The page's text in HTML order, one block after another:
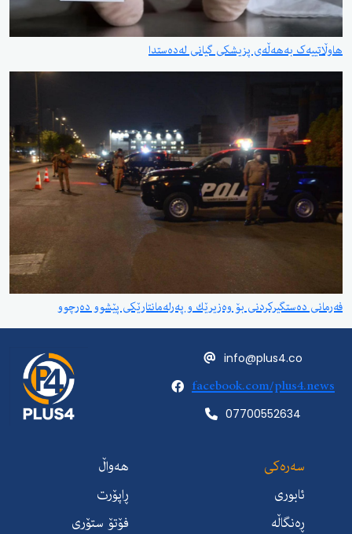
هاوڵاتییەک بەهەڵەی پزیشکی گیانی لەدەستدا
فەرمانی دەستگیركردنی بۆ وەزیرێك و پەرلەمانتارێكی پێشوو دەرچوو
info@plus4.co
facebook.com/plus4.news
07700552634
سەرەکی
هەواڵ
ئابوری
ڕاپۆرت
ڕەنگاڵە
فۆتۆ ستۆری